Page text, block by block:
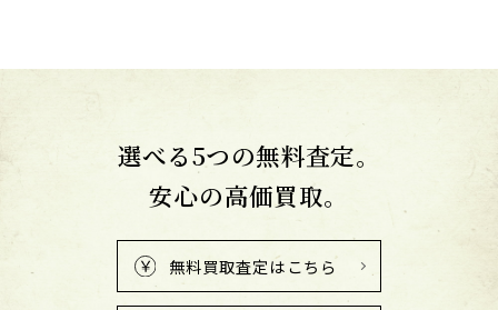
選べる5つの無料査定。
安心の高価買取。
無料買取査定はこちら